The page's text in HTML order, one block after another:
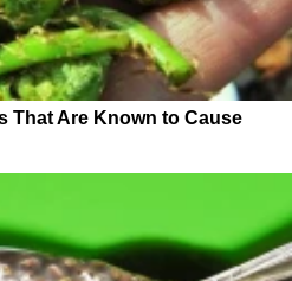
That Are Known to Cause